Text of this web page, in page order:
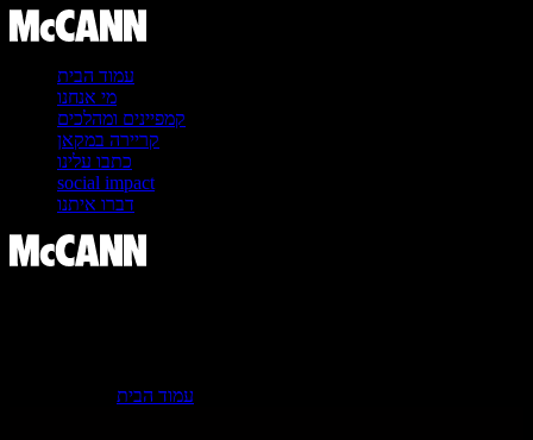
עמוד הבית
מי אנחנו
קמפיינים ומהלכים
קריירה במקאן
כתבו עלינו
social impact
דברו איתנו
עמוד הבית